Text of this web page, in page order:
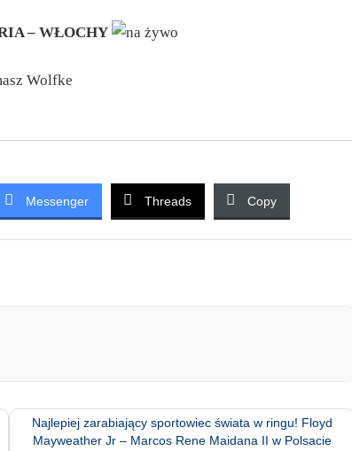
– WŁOCHY
Wolfke
Messenger Threads Copy
Najlepiej zarabiający sportowiec świata w ringu! Floyd
Mayweather Jr – Marcos Rene Maidana II w Polsacie